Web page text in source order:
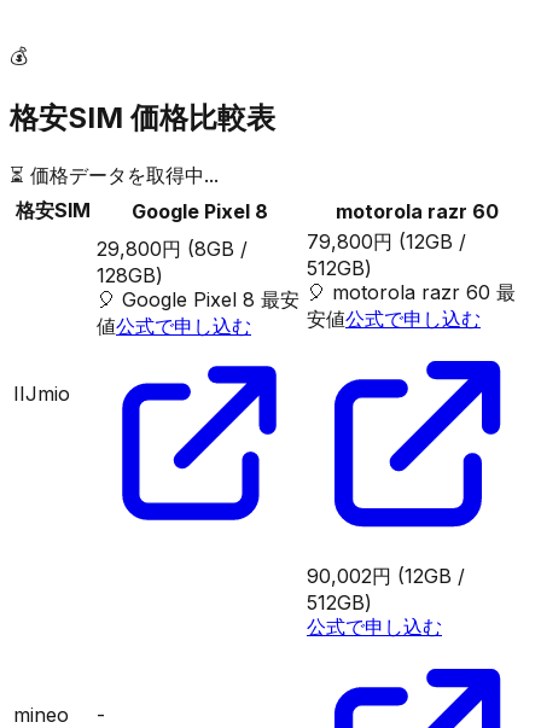
💰
格安SIM 価格比較表
⏳ 価格データを取得中...
格安SIM
Google Pixel 8 motorola razr 60
IIJmio
29,800円 (8GB /
128GB)
🎈 Google Pixel 8 最安
値公式で申し込む
79,800円 (12GB /
512GB)
🎈 motorola razr 60 最
安値公式で申し込む
mineo -
90,002円 (12GB /
512GB)
公式で申し込む